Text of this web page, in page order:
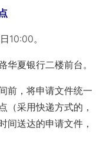
。
夏银行二楼前台。
，将申请文件统一
（采用快递方式的，
间送达的申请文件，